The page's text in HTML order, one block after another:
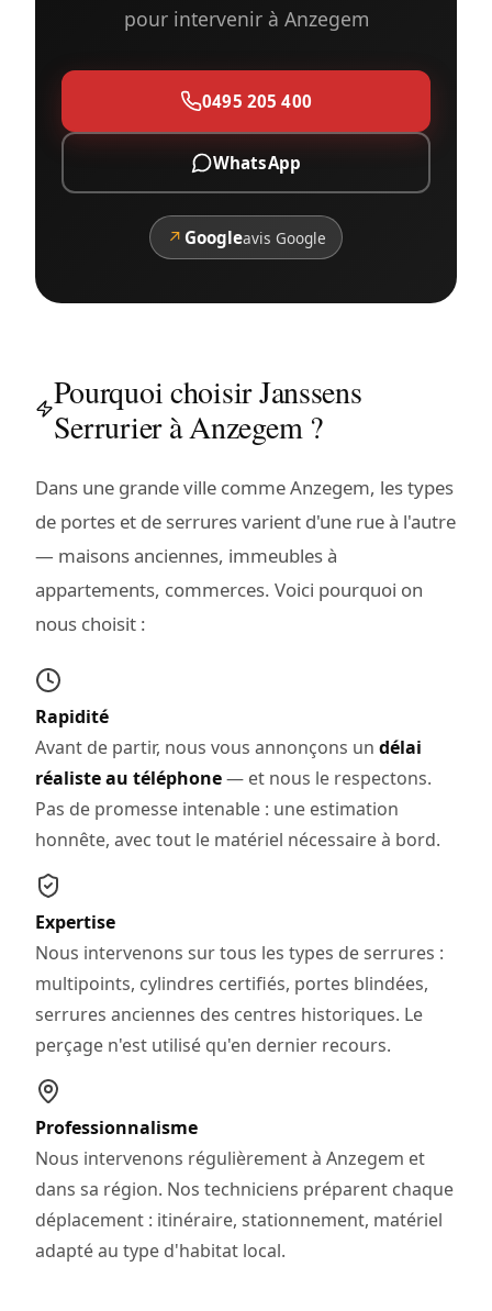
pour intervenir à Anzegem
0495 205 400
WhatsApp
↗ Googleavis Google
Pourquoi choisir Janssens
Serrurier à Anzegem ?
Dans une grande ville comme Anzegem, les types
de portes et de serrures varient d'une rue à l'autre
— maisons anciennes, immeubles à
appartements, commerces. Voici pourquoi on
nous choisit :
Rapidité
Avant de partir, nous vous annonçons un délai
réaliste au téléphone— et nous le respectons.
Pas de promesse intenable : une estimation
honnête, avec tout le matériel nécessaire à bord.
Expertise
Nous intervenons sur tous les types de serrures :
multipoints, cylindres certifiés, portes blindées,
serrures anciennes des centres historiques. Le
perçage n'est utilisé qu'en dernier recours.
Professionnalisme
Nous intervenons régulièrement à Anzegem et
dans sa région. Nos techniciens préparent chaque
déplacement : itinéraire, stationnement, matériel
adapté au type d'habitat local.